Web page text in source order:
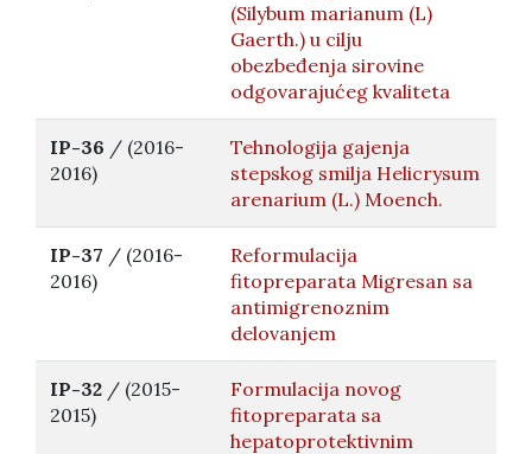
(Silybum marianum (L)
Gaerth.) u cilju
obezbeđenja sirovine
odgovarajućeg kvaliteta
IP-36 / (2016-
2016)
Tehnologija gajenja
stepskog smilja Helicrysum
arenarium (L.) Moench.
IP-37 / (2016-
2016)
Reformulacija
fitopreparata Migresan sa
antimigrenoznim
delovanjem
IP-32 / (2015-
2015)
Formulacija novog
fitopreparata sa
hepatoprotektivnim